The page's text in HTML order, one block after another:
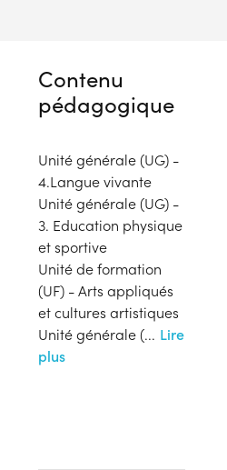
Contenu
pédagogique
Unité générale (UG) -
4.Langue vivante
Unité générale (UG) -
3. Education physique
et sportive
Unité de formation
(UF) - Arts appliqués
et cultures artistiques
Unité générale (... Lire
plus